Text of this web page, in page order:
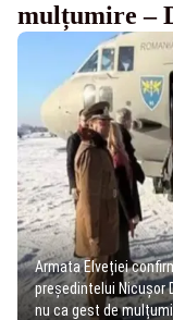
mulțumire –
Armata Elveției
președintelui Nicușor
nu ca gest de